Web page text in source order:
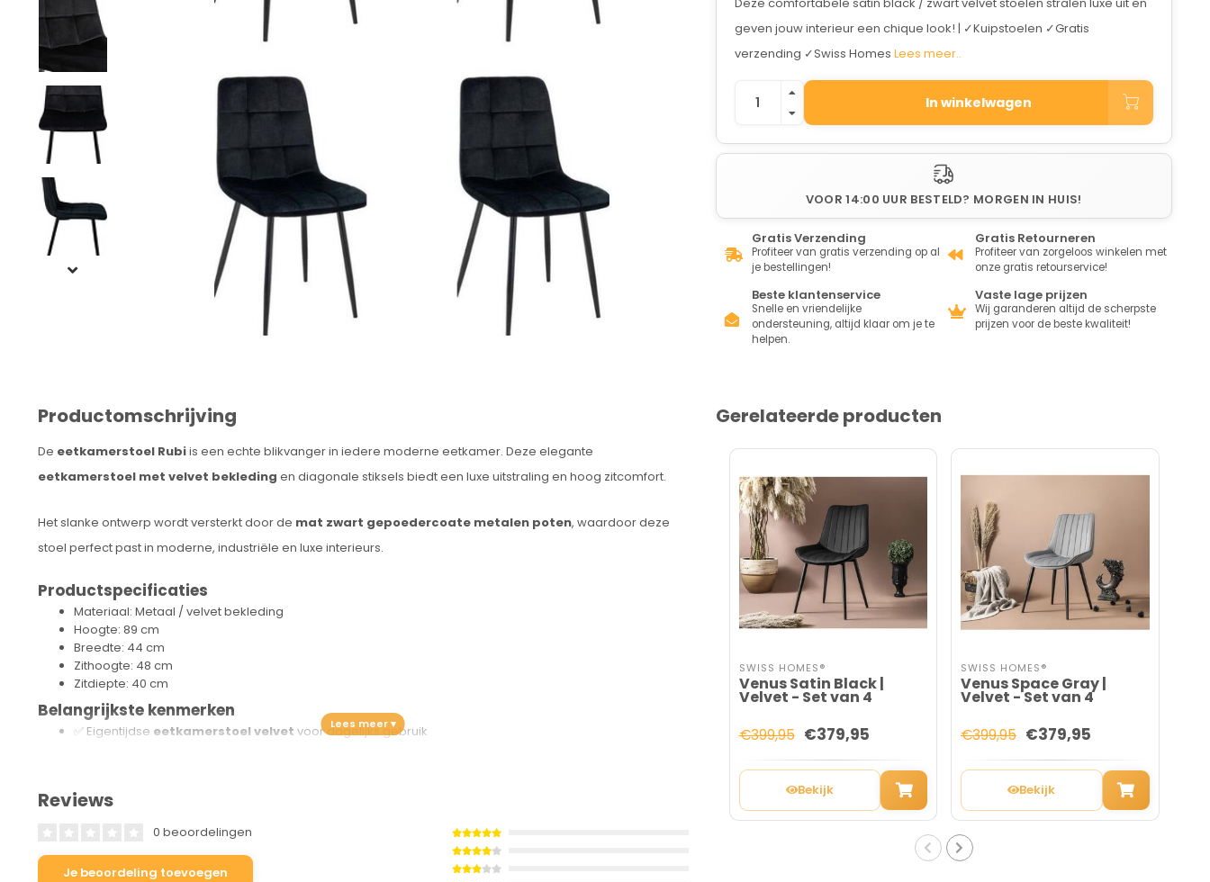
geven jouw interieur een chique look! | ✓Kuipstoelen ✓Gratis
verzending ✓Swiss Homes Lees meer..
In winkelwagen
VOOR 14:00 UUR BESTELD? MORGEN IN HUIS!
Gratis Verzending
Profiteer van gratis verzending op al
je bestellingen!
Gratis Retourneren
Profiteer van zorgeloos winkelen met
onze gratis retourservice!
Beste klantenservice
Snelle en vriendelijke
ondersteuning, altijd klaar om je te
helpen.
Vaste lage prijzen
Wij garanderen altijd de scherpste
prijzen voor de beste kwaliteit!
Productomschrijving
De eetkamerstoel Rubiis een echte blikvanger in iedere moderne eetkamer. Deze elegante
eetkamerstoel met velvet bekleding en diagonale stiksels biedt een luxe uitstraling en hoog zitcomfort.
Het slanke ontwerp wordt versterkt door de mat zwart gepoedercoate metalen poten, waardoor deze
stoel perfect past in moderne, industriële en luxe interieurs.
Productspecificaties
Materiaal: Metaal / velvet bekleding
Hoogte: 89 cm
Breedte: 44 cm
Zithoogte: 48 cm
Zitdiepte: 40 cm
Belangrijkste kenmerken
✅ Eigentijdse eetkamerstoel velvet voor dagelijks gebruik
✅Fabrieksgarantie:
100% tevredenheidsgarantie
Wij staan volledig achter de kwaliteit van onze producten en bieden eenonvoorwaardelijke garantie van 1
Reviews
0 beoordelingen
Je beoordeling toevoegen
Gerelateerde producten
SWISS HOMES®
Venus Satin Black |
Velvet - Set van 4
€399,95 €379,95
Bekijk
SWISS HOMES®
Venus Space Gray |
Velvet - Set van 4
€399,95 €379,95
Bekijk